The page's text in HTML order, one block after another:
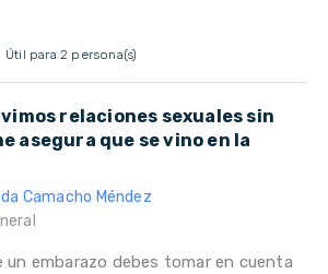
Útil para 2 persona(s)
relaciones sexuales sin
asegura que se vino en la
Camacho Méndez
un embarazo debes tomar en cuenta